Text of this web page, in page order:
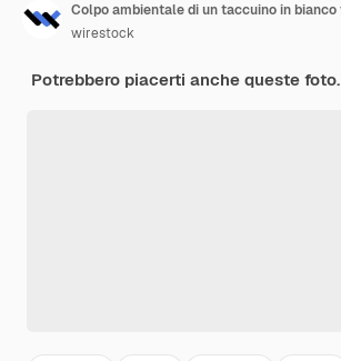
wirestock
Potrebbero piacerti anche queste foto.